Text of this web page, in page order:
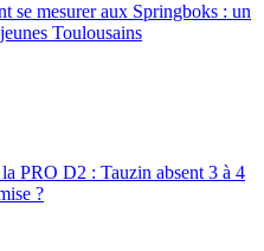
se mesurer aux Springboks : un
Toulousains
PRO D2 : Tauzin absent 3 à 4
?